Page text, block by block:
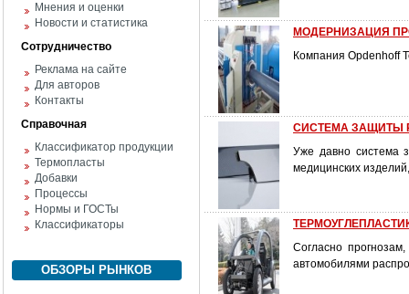
Мнения и оценки
Новости и статистика
Сотрудничество
Реклама на сайте
Для авторов
Контакты
Справочная
Классификатор продукции
Термопласты
Добавки
Процессы
Нормы и ГОСТы
Классификаторы
ОБЗОРЫ РЫНКОВ
МОДЕРНИЗАЦИЯ
Компания Opdenhoff
СИСТЕМА ЗАЩИТЫ
Уже давно система
медицинских
Согласно
автомобилями